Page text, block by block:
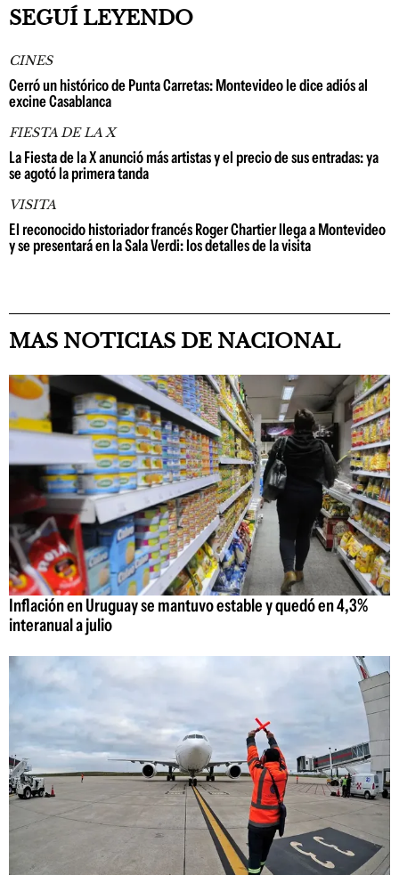
SEGUÍ LEYENDO
CINES
Cerró un histórico de Punta Carretas: Montevideo le dice adiós al
excine Casablanca
FIESTA DE LA X
La Fiesta de la X anunció más artistas y el precio de sus entradas: ya
se agotó la primera tanda
VISITA
El reconocido historiador francés Roger Chartier llega a Montevideo
y se presentará en la Sala Verdi: los detalles de la visita
MAS NOTICIAS DE NACIONAL
Inflación en Uruguay se mantuvo estable y quedó en 4,3%
interanual a julio